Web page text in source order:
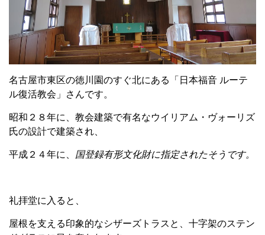
名古屋市東区の徳川園のすぐ北にある「日本福音 ルーテ
ル復活教会」さんです。
昭和２８年に、教会建築で有名なウイリアム・ヴォーリズ
氏の設計で建築され、
平成２４年に、 国登録有形文化財に指定されたそうです。
礼拝堂に入ると、
屋根を支える印象的なシザーズトラスと、十字架のステン